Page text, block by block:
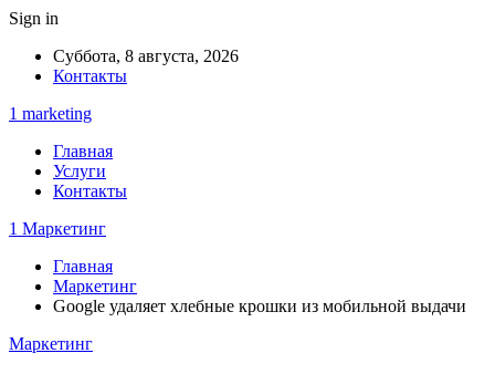
Sign in
Суббота, 8 августа, 2026
Контакты
1 marketing
Главная
Услуги
Контакты
1 Маркетинг
Главная
Маркетинг
Google удаляет хлебные крошки из мобильной выдачи
Маркетинг